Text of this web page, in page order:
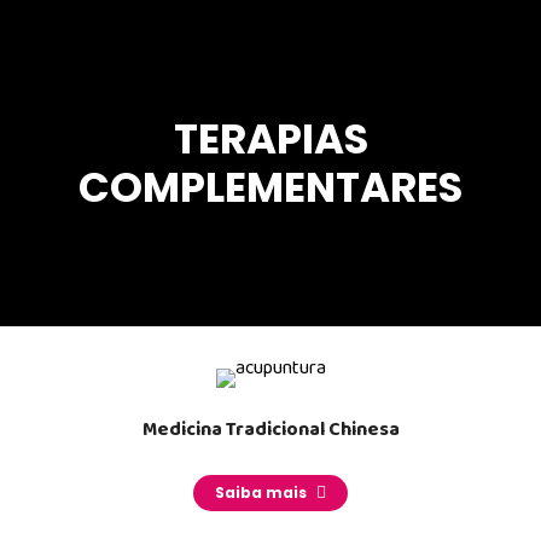
TERAPIAS
COMPLEMENTARES
Medicina Tradicional Chinesa
Saiba mais